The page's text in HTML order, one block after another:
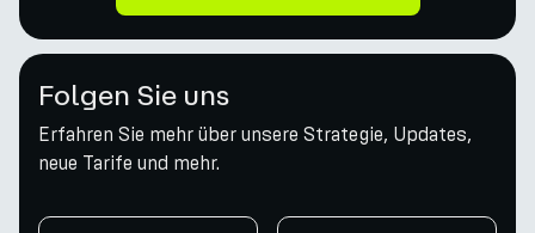
Folgen Sie uns
Erfahren Sie mehr über unsere Strategie, Updates,
neue Tarife und mehr.